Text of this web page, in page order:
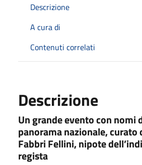
Descrizione
A cura di
Contenuti correlati
Descrizione
Un grande evento con nomi
panorama nazionale, curato
Fabbri Fellini, nipote
regista